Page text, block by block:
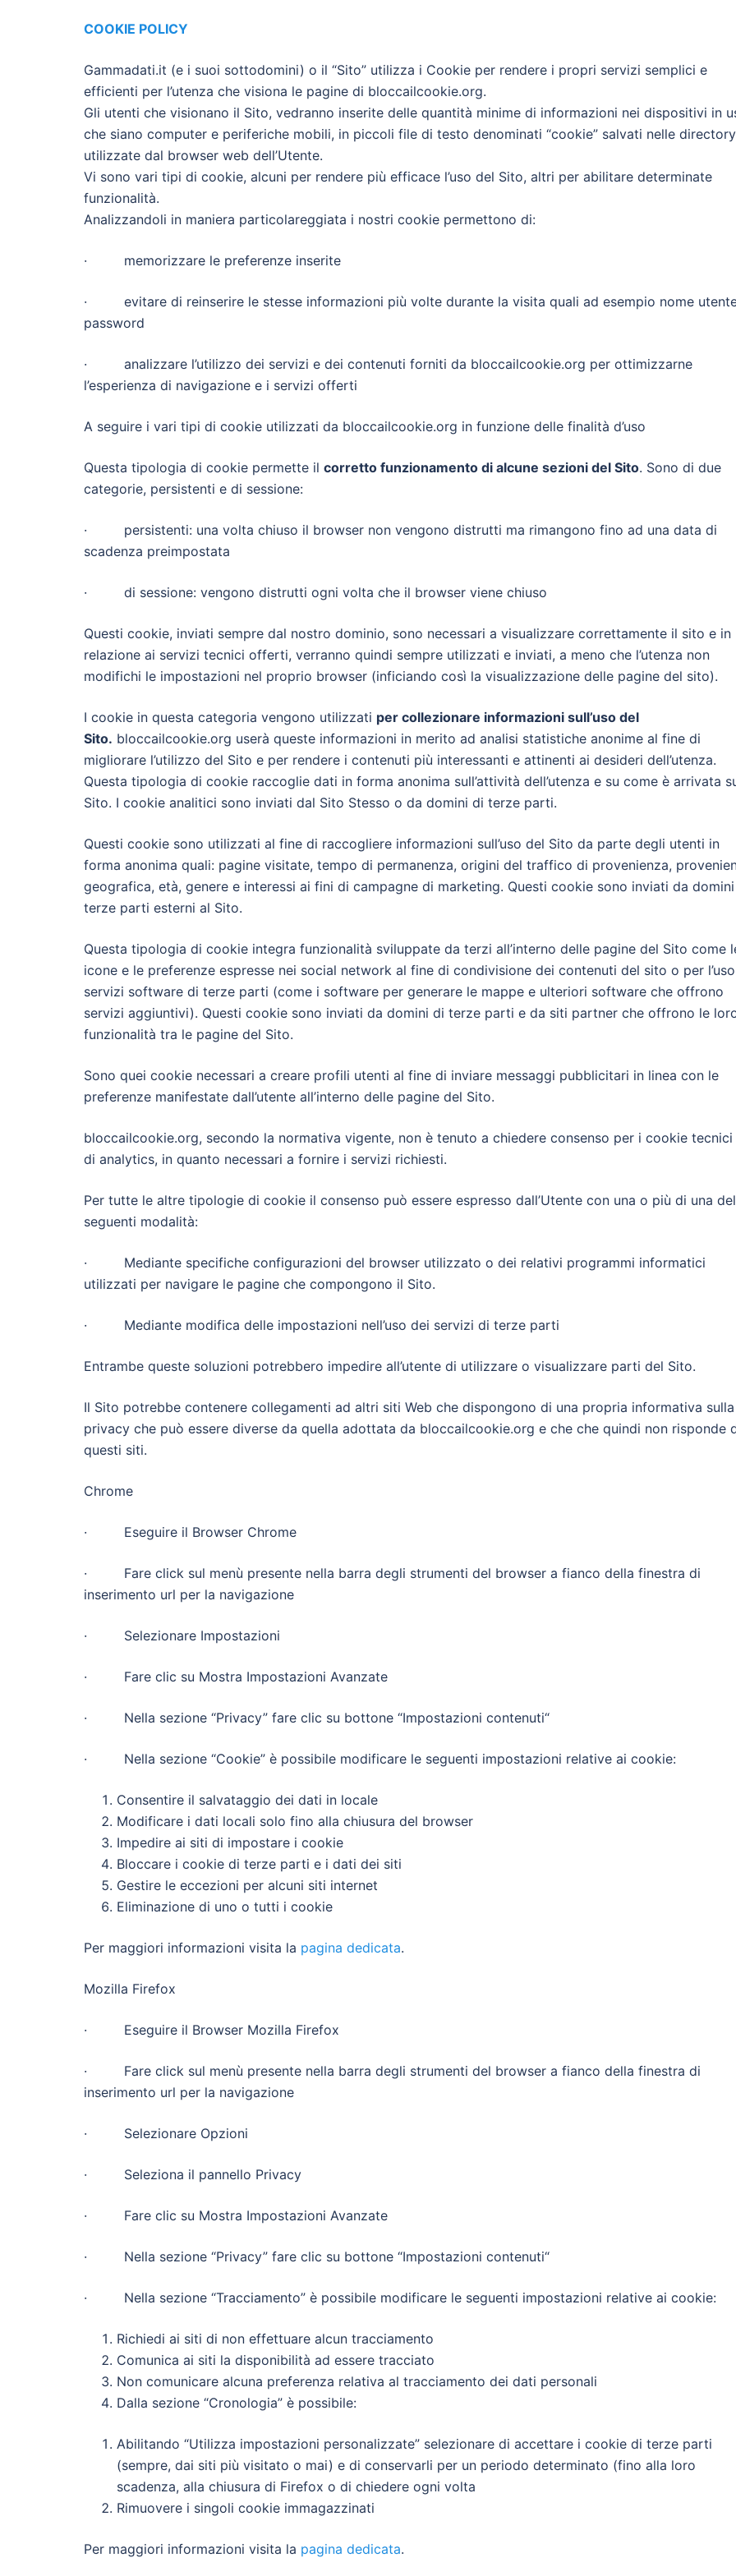
COOKIE POLICY
Gammadati.it (e i suoi sottodomini) o il “Sito” utilizza i Cookie per rendere i propri servizi semplici e
efficienti per l’utenza che visiona le pagine di bloccailcookie.org.
Gli utenti che visionano il Sito, vedranno inserite delle quantità minime di informazioni nei dispositivi in
che siano computer e periferiche mobili, in piccoli file di testo denominati “cookie” salvati nelle directory
utilizzate dal browser web dell’Utente.
Vi sono vari tipi di cookie, alcuni per rendere più efficace l’uso del Sito, altri per abilitare determinate
funzionalità.
Analizzandoli in maniera particolareggiata i nostri cookie permettono di:
· memorizzare le preferenze inserite
· evitare di reinserire le stesse informazioni più volte durante la visita quali ad esempio nome
password
· analizzare l’utilizzo dei servizi e dei contenuti forniti da bloccailcookie.org per ottimizzarne
l’esperienza di navigazione e i servizi offerti
A seguire i vari tipi di cookie utilizzati da bloccailcookie.org in funzione delle finalità d’uso
Questa tipologia di cookie permette il corretto funzionamento di alcune sezioni del Sito. Sono di due
categorie, persistenti e di sessione:
· persistenti: una volta chiuso il browser non vengono distrutti ma rimangono fino ad una data di
scadenza preimpostata
· di sessione: vengono distrutti ogni volta che il browser viene chiuso
Questi cookie, inviati sempre dal nostro dominio, sono necessari a visualizzare correttamente il sito e in
relazione ai servizi tecnici offerti, verranno quindi sempre utilizzati e inviati, a meno che l’utenza non
modifichi le impostazioni nel proprio browser (inficiando così la visualizzazione delle pagine del sito).
I cookie in questa categoria vengono utilizzati per collezionare informazioni sull’uso del
Sito. bloccailcookie.org userà queste informazioni in merito ad analisi statistiche anonime al fine di
migliorare l’utilizzo del Sito e per rendere i contenuti più interessanti e attinenti ai desideri dell’utenza.
Questa tipologia di cookie raccoglie dati in forma anonima sull’attività dell’utenza e su come è arrivata
Sito. I cookie analitici sono inviati dal Sito Stesso o da domini di terze parti.
Questi cookie sono utilizzati al fine di raccogliere informazioni sull’uso del Sito da parte degli utenti in
forma anonima quali: pagine visitate, tempo di permanenza, origini del traffico di provenienza,
geografica, età, genere e interessi ai fini di campagne di marketing. Questi cookie sono inviati da
terze parti esterni al Sito.
Questa tipologia di cookie integra funzionalità sviluppate da terzi all’interno delle pagine del Sito come
icone e le preferenze espresse nei social network al fine di condivisione dei contenuti del sito o per
servizi software di terze parti (come i software per generare le mappe e ulteriori software che offrono
servizi aggiuntivi). Questi cookie sono inviati da domini di terze parti e da siti partner che offrono le
funzionalità tra le pagine del Sito.
Sono quei cookie necessari a creare profili utenti al fine di inviare messaggi pubblicitari in linea con le
preferenze manifestate dall’utente all’interno delle pagine del Sito.
bloccailcookie.org, secondo la normativa vigente, non è tenuto a chiedere consenso per i cookie tecnici
di analytics, in quanto necessari a fornire i servizi richiesti.
Per tutte le altre tipologie di cookie il consenso può essere espresso dall’Utente con una o più di una
seguenti modalità:
· Mediante specifiche configurazioni del browser utilizzato o dei relativi programmi informatici
utilizzati per navigare le pagine che compongono il Sito.
· Mediante modifica delle impostazioni nell’uso dei servizi di terze parti
Entrambe queste soluzioni potrebbero impedire all’utente di utilizzare o visualizzare parti del Sito.
Il Sito potrebbe contenere collegamenti ad altri siti Web che dispongono di una propria informativa sulla
privacy che può essere diverse da quella adottata da bloccailcookie.org e che che quindi non risponde
questi siti.
Chrome
· Eseguire il Browser Chrome
· Fare click sul menù presente nella barra degli strumenti del browser a fianco della finestra di
inserimento url per la navigazione
· Selezionare Impostazioni
· Fare clic su Mostra Impostazioni Avanzate
· Nella sezione “Privacy” fare clic su bottone “Impostazioni contenuti“
· Nella sezione “Cookie” è possibile modificare le seguenti impostazioni relative ai cookie:
Consentire il salvataggio dei dati in locale
Modificare i dati locali solo fino alla chiusura del browser
Impedire ai siti di impostare i cookie
Bloccare i cookie di terze parti e i dati dei siti
Gestire le eccezioni per alcuni siti internet
Eliminazione di uno o tutti i cookie
Per maggiori informazioni visita la pagina dedicata.
Mozilla Firefox
· Eseguire il Browser Mozilla Firefox
· Fare click sul menù presente nella barra degli strumenti del browser a fianco della finestra di
inserimento url per la navigazione
· Selezionare Opzioni
· Seleziona il pannello Privacy
· Fare clic su Mostra Impostazioni Avanzate
· Nella sezione “Privacy” fare clic su bottone “Impostazioni contenuti“
· Nella sezione “Tracciamento” è possibile modificare le seguenti impostazioni relative ai cookie:
Richiedi ai siti di non effettuare alcun tracciamento
Comunica ai siti la disponibilità ad essere tracciato
Non comunicare alcuna preferenza relativa al tracciamento dei dati personali
Dalla sezione “Cronologia” è possibile:
Abilitando “Utilizza impostazioni personalizzate” selezionare di accettare i cookie di terze parti
(sempre, dai siti più visitato o mai) e di conservarli per un periodo determinato (fino alla loro
scadenza, alla chiusura di Firefox o di chiedere ogni volta
Rimuovere i singoli cookie immagazzinati
Per maggiori informazioni visita la pagina dedicata.